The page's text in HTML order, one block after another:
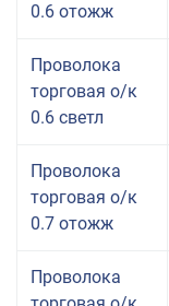
0.6 отожж
Проволока
торговая о/к
0.6 светл
Проволока
торговая о/к
0.7 отожж
Проволока